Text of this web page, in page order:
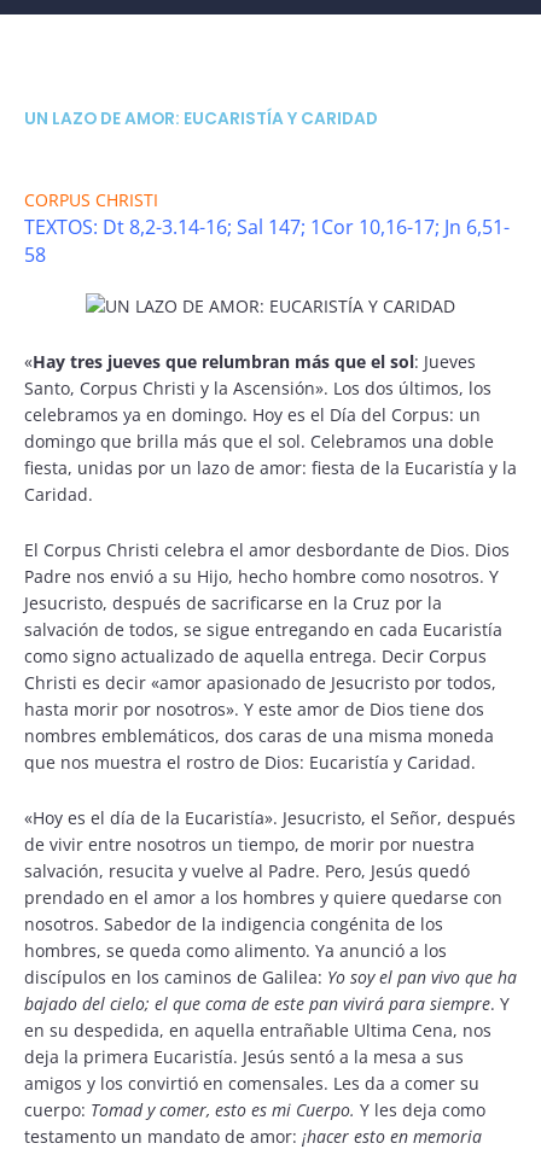
UN LAZO DE AMOR: EUCARISTÍA Y CARIDAD
CORPUS CHRISTI
TEXTOS: Dt 8,2-3.14-16; Sal 147; 1Cor 10,16-17; Jn 6,51-
58
«Hay tres jueves que relumbran más que el sol: Jueves
Santo, Corpus Christi y la Ascensión». Los dos últimos, los
celebramos ya en domingo. Hoy es el Día del Corpus: un
domingo que brilla más que el sol. Celebramos una doble
fiesta, unidas por un lazo de amor: fiesta de la Eucaristía y la
Caridad.
El Corpus Christi celebra el amor desbordante de Dios. Dios
Padre nos envió a su Hijo, hecho hombre como nosotros. Y
Jesucristo, después de sacrificarse en la Cruz por la
salvación de todos, se sigue entregando en cada Eucaristía
como signo actualizado de aquella entrega. Decir Corpus
Christi es decir «amor apasionado de Jesucristo por todos,
hasta morir por nosotros». Y este amor de Dios tiene dos
nombres emblemáticos, dos caras de una misma moneda
que nos muestra el rostro de Dios: Eucaristía y Caridad.
«Hoy es el día de la Eucaristía». Jesucristo, el Señor, después
de vivir entre nosotros un tiempo, de morir por nuestra
salvación, resucita y vuelve al Padre. Pero, Jesús quedó
prendado en el amor a los hombres y quiere quedarse con
nosotros. Sabedor de la indigencia congénita de los
hombres, se queda como alimento. Ya anunció a los
discípulos en los caminos de Galilea: Yo soy el pan vivo que ha
bajado del cielo; el que coma de este pan vivirá para siempre. Y
en su despedida, en aquella entrañable Ultima Cena, nos
deja la primera Eucaristía. Jesús sentó a la mesa a sus
amigos y los convirtió en comensales. Les da a comer su
cuerpo: Tomad y comer, esto es mi Cuerpo. Y les deja como
testamento un mandato de amor: ¡hacer esto en memoria